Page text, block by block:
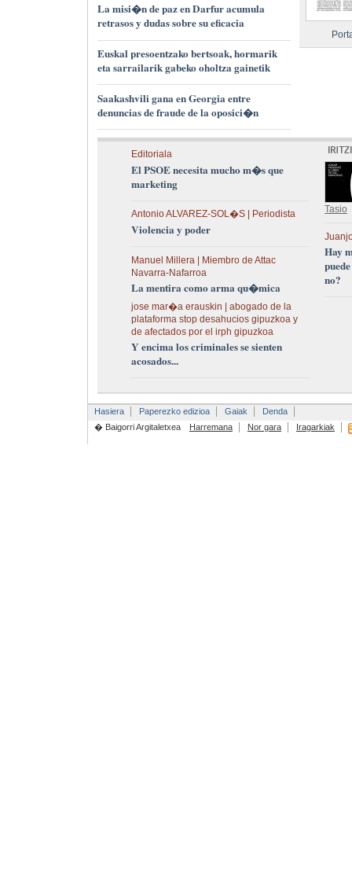
La misi�n de paz en Darfur acumula
retrasos y dudas sobre su eficacia
Euskal presoentzako bertsoak, hormarik
eta sarrailarik gabeko oholtza gainetik
Saakashvili gana en Georgia entre
denuncias de fraude de la oposici�n
Editoriala
El PSOE necesita mucho m�s que
marketing
Antonio ALVAREZ-SOL�S | Periodista
Violencia y poder
Manuel Millera | Miembro de Attac
Navarra-Nafarroa
La mentira como arma qu�mica
jose mar�a erauskin | abogado de la
plataforma stop desahucios gipuzkoa y
de afectados por el irph gipuzkoa
Y encima los criminales se sienten
acosados...
Tasio
Hay
no?
Hasiera Paperezko edizioa Gaiak
Denda
� Baigorri Argitaletxea
Harremana Nor gara Iragarkiak